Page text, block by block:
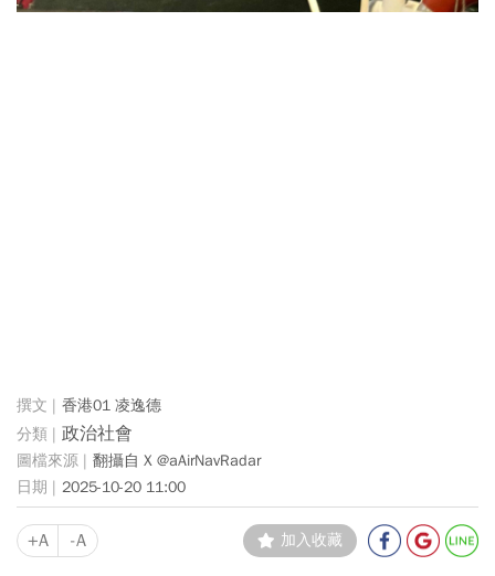
香港01 凌逸德
政治社會
翻攝自 X @aAirNavRadar
2025-10-20 11:00
+A -A 加入收藏